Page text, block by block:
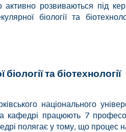
розвиваються під
біології та
та біотехнології
національного
кафедрі працюють 7
полягає у тому, що процес